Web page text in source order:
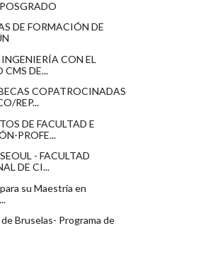
DE FORMACIÓN DE
CON EL
CMS DE...
COPATROCINADAS
REP...
DE FACULTAD E
PROFE...
- FACULTAD
DE CI...
su Maestría en
Bruselas- Programa de